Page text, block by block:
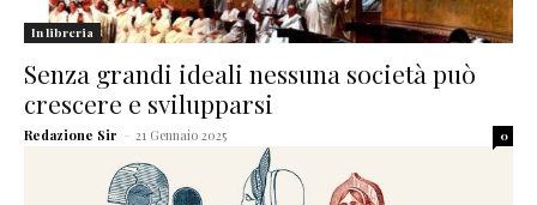
In libreria
Senza grandi ideali nessuna società può
crescere e svilupparsi
Redazione Sir - 21 Gennaio 2025 0